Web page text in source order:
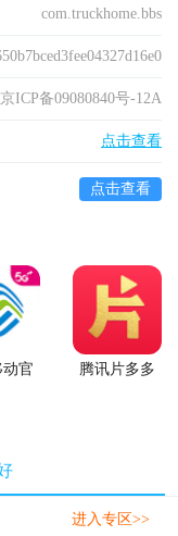
com.truckhome.bbs
京ICP备09080840号-12A
点击查看
点击查看
官
腾讯片多多
进入专区>>